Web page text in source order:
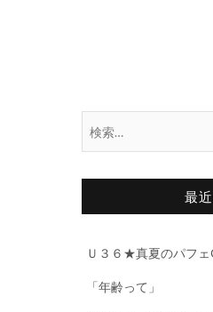
最
Ｕ３６★真夏のパフェ
「年齢って」